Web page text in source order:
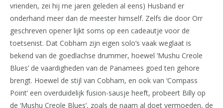
vrienden, zei hij me jaren geleden al eens) Husband er
onderhand meer dan de meester himself. Zelfs die door Orr
geschreven opener lijkt soms op een cadeautje voor de
toetsenist. Dat Cobham zijn eigen solo’s vaak weglaat is
bekend van de goedlachse drummer, hoewel ‘Mushu Creole
Blues’ de vaardigheden van de Panamees goed ten gehore
brengt. Hoewel de stijl van Cobham, en ook van ‘Compass
Point’ een overduidelijk fusion-sausje heeft, probeert Billy op
de ‘Mushu Creole Blues’, zoals de naam al doet vermoeden, de